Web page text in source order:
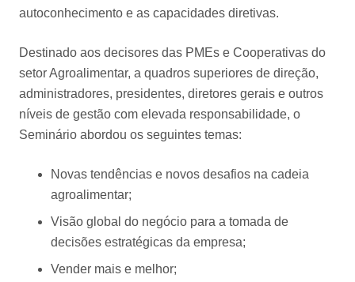
autoconhecimento e as capacidades diretivas.
Destinado aos decisores das PMEs e Cooperativas do
setor Agroalimentar, a quadros superiores de direção,
administradores, presidentes, diretores gerais e outros
níveis de gestão com elevada responsabilidade, o
Seminário abordou os seguintes temas:
Novas tendências e novos desafios na cadeia
agroalimentar;
Visão global do negócio para a tomada de
decisões estratégicas da empresa;
Vender mais e melhor;